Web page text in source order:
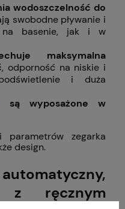
wodoszczelność do
swobodne pływanie i
na basenie, jak i w
maksymalna
, odporność na niskie i
i duża
są wyposażone w
zegarka
design.
z ręcznym